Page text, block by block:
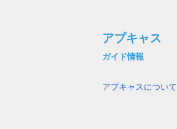
アプキャス
ガイド情報
アプキャスについて